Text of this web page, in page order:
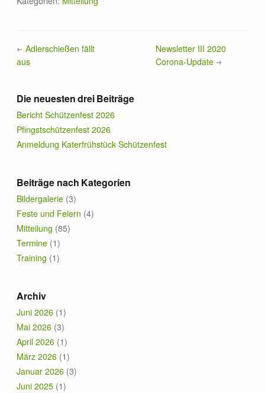
Adlerschießen fällt
aus
Newsletter III 2020
Corona-Update
Die neuesten drei Beiträge
Bericht Schützenfest 2026
Pfingstschützenfest 2026
Anmeldung Katerfrühstück Schützenfest
Beiträge nach Kategorien
Bildergalerie (3)
Feste und Feiern (4)
Mitteilung (85)
Termine (1)
Training (1)
Archiv
Juni 2026 (1)
Mai 2026 (3)
April 2026 (1)
März 2026 (1)
Januar 2026 (3)
Juni 2025 (1)